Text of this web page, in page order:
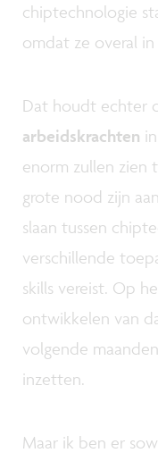
chiptechnologie
omdat ze overal in
Dat houdt echter
arbeidskrachten
enorm zullen zien
grote nood zijn
slaan tussen
verschillende
skills vereist. Op
ontwikkelen van
volgende
inzetten.
Maar ik ben er